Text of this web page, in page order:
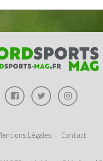
Légales Contact